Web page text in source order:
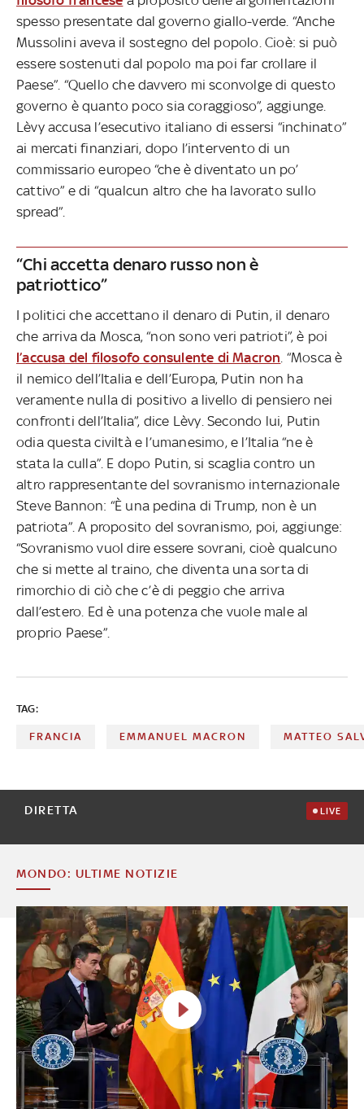
spesso presentate dal governo giallo-verde. “Anche
Mussolini aveva il sostegno del popolo. Cioè: si può
essere sostenuti dal popolo ma poi far crollare il
Paese”. “Quello che davvero mi sconvolge di questo
governo è quanto poco sia coraggioso”, aggiunge.
Lèvy accusa l’esecutivo italiano di essersi “inchinato”
ai mercati finanziari, dopo l’intervento di un
commissario europeo “che è diventato un po’
cattivo” e di “qualcun altro che ha lavorato sullo
spread”.
“Chi accetta denaro russo non è
patriottico”
I politici che accettano il denaro di Putin, il denaro
che arriva da Mosca, “non sono veri patrioti”, è poi
l’accusa del filosofo consulente di Macron . “Mosca è
il nemico dell’Italia e dell’Europa, Putin non ha
veramente nulla di positivo a livello di pensiero nei
confronti dell’Italia”, dice Lèvy. Secondo lui, Putin
odia questa civiltà e l’umanesimo, e l’Italia “ne è
stata la culla”. E dopo Putin, si scaglia contro un
altro rappresentante del sovranismo internazionale
Steve Bannon: “È una pedina di Trump, non è un
patriota”. A proposito del sovranismo, poi, aggiunge:
“Sovranismo vuol dire essere sovrani, cioè qualcuno
che si mette al traino, che diventa una sorta di
rimorchio di ciò che c’è di peggio che arriva
dall’estero. Ed è una potenza che vuole male al
proprio Paese”.
TAG:
FRANCIA EMMANUEL MACRON MATTEO
DIRETTA LIVE
MONDO: ULTIME NOTIZIE